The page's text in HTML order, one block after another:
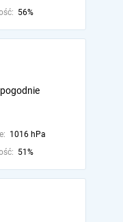
56%
1016 hPa
51%